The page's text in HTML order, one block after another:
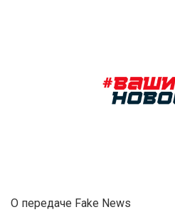
О передаче Fake News